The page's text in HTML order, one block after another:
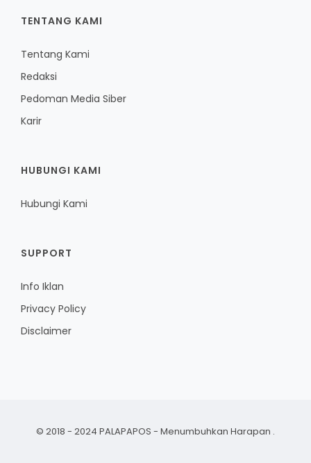
TENTANG KAMI
Tentang Kami
Redaksi
Pedoman Media Siber
Karir
HUBUNGI KAMI
Hubungi Kami
SUPPORT
Info Iklan
Privacy Policy
Disclaimer
© 2018 - 2024 PALAPAPOS - Menumbuhkan Harapan .